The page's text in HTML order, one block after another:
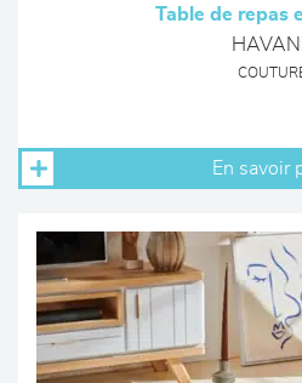
Table de repas
En savoir